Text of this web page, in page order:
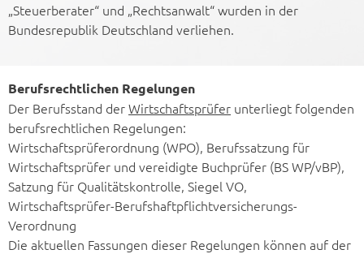
„Steuerberater“ und „Rechtsanwalt“ wurden in der
Bundesrepublik Deutschland verliehen.
Berufsrechtlichen Regelungen
Der Berufsstand derWirtschaftsprüfer unterliegt folgenden
berufsrechtlichen Regelungen:
Wirtschaftsprüferordnung (WPO), Berufssatzung für
Wirtschaftsprüfer und vereidigte Buchprüfer (BS WP/vBP),
Satzung für Qualitätskontrolle, Siegel VO,
Wirtschaftsprüfer-Berufshaftpflichtversicherungs-
Verordnung
Die aktuellen Fassungen dieser Regelungen können auf der